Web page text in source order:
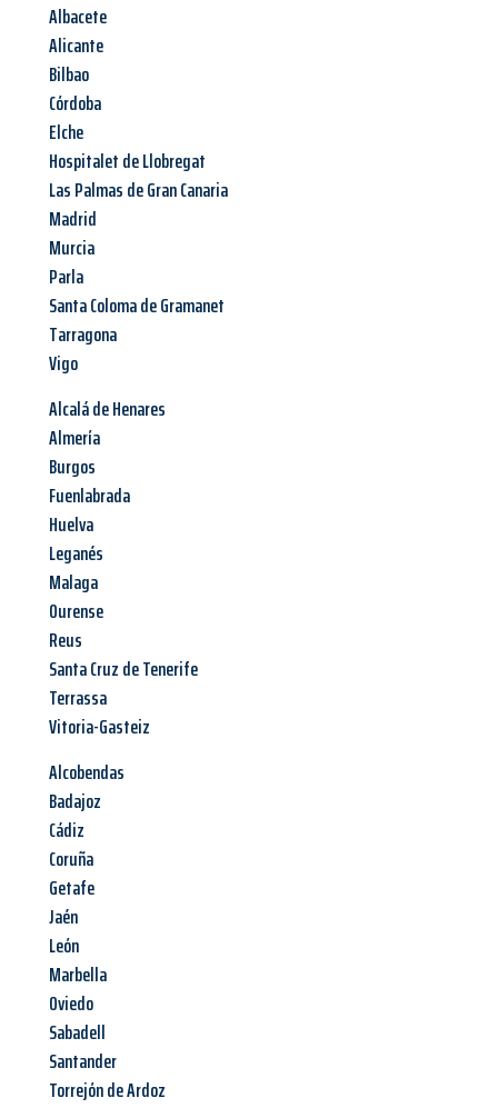
Albacete
Alicante
Bilbao
Córdoba
Elche
Hospitalet de Llobregat
Las Palmas de Gran Canaria
Madrid
Murcia
Parla
Santa Coloma de Gramanet
Tarragona
Vigo
Alcalá de Henares
Almería
Burgos
Fuenlabrada
Huelva
Leganés
Malaga
Ourense
Reus
Santa Cruz de Tenerife
Terrassa
Vitoria-Gasteiz
Alcobendas
Badajoz
Cádiz
Coruña
Getafe
Jaén
León
Marbella
Oviedo
Sabadell
Santander
Torrejón de Ardoz